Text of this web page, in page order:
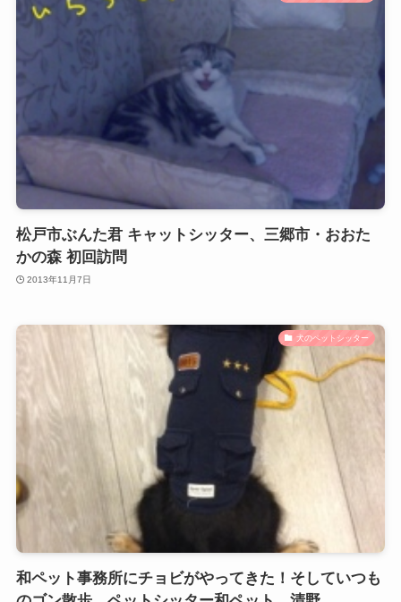
松戸市ぶんた君 キャットシッター、三郷市・おおた
かの森 初回訪問
2013年11月7日
犬のペットシッター
和ペット事務所にチョビがやってきた！そしていつも